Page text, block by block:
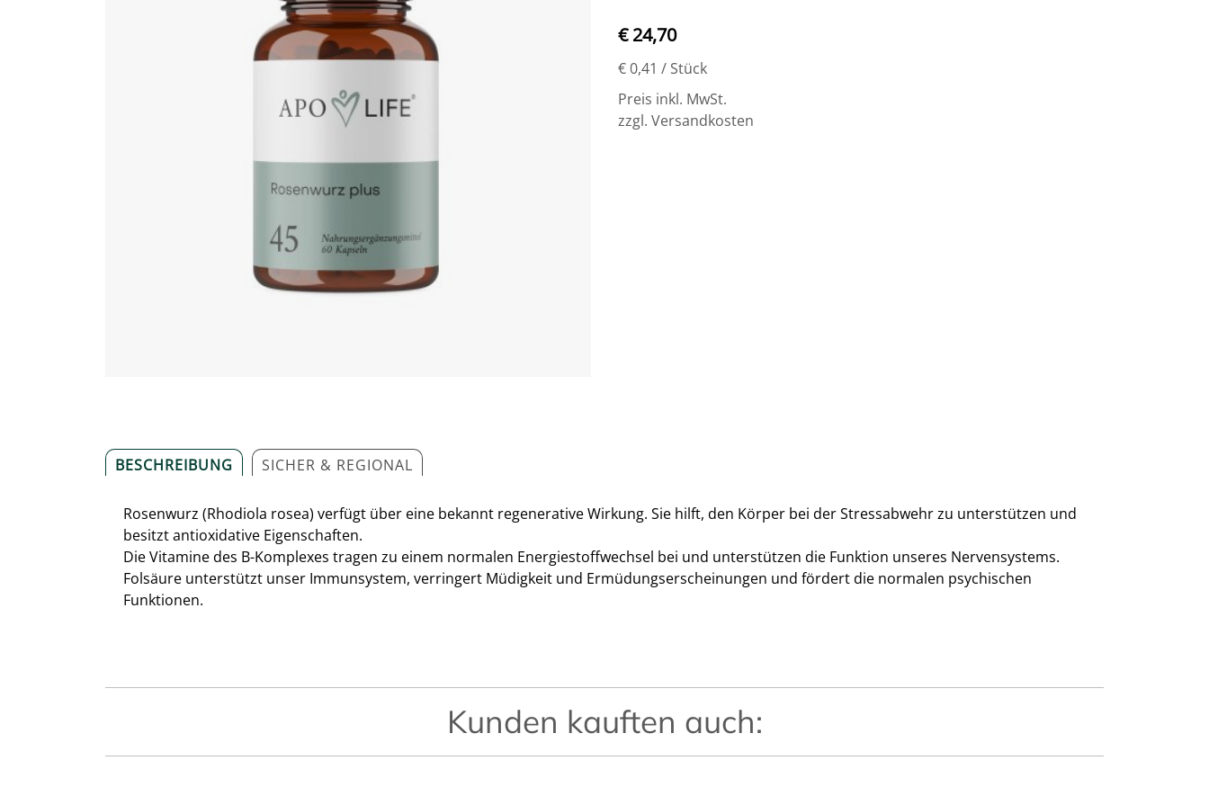
€ 24,70
€ 0,41 / Stück
Preis inkl. MwSt.
zzgl. Versandkosten
BESCHREIBUNG SICHER & REGIONAL
Rosenwurz (Rhodiola rosea) verfügt über eine bekannt regenerative Wirkung. Sie hilft, den Körper bei der Stressabwehr zu unterstützen und
besitzt antioxidative Eigenschaften.
Die Vitamine des B-Komplexes tragen zu einem normalen Energiestoffwechsel bei und unterstützen die Funktion unseres Nervensystems.
Folsäure unterstützt unser Immunsystem, verringert Müdigkeit und Ermüdungserscheinungen und fördert die normalen psychischen
Funktionen.
Kunden kauften auch: